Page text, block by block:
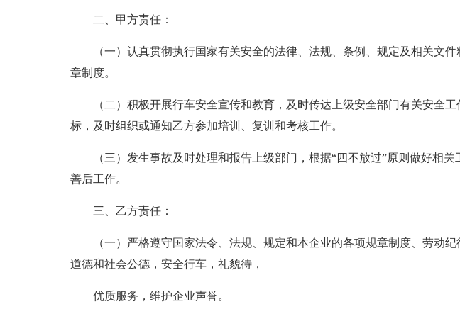
二、甲方责任：
（一）认真贯彻执行国家有关安全的法律、法规、条例、规定及相关文
章制度。
（二）积极开展行车安全宣传和教育，及时传达上级安全部门有关安全
标，及时组织或通知乙方参加培训、复训和考核工作。
（三）发生事故及时处理和报告上级部门，根据“四不放过”原则做好相
善后工作。
三、乙方责任：
（一）严格遵守国家法令、法规、规定和本企业的各项规章制度、劳动
道德和社会公德，安全行车，礼貌待，
优质服务，维护企业声誉。